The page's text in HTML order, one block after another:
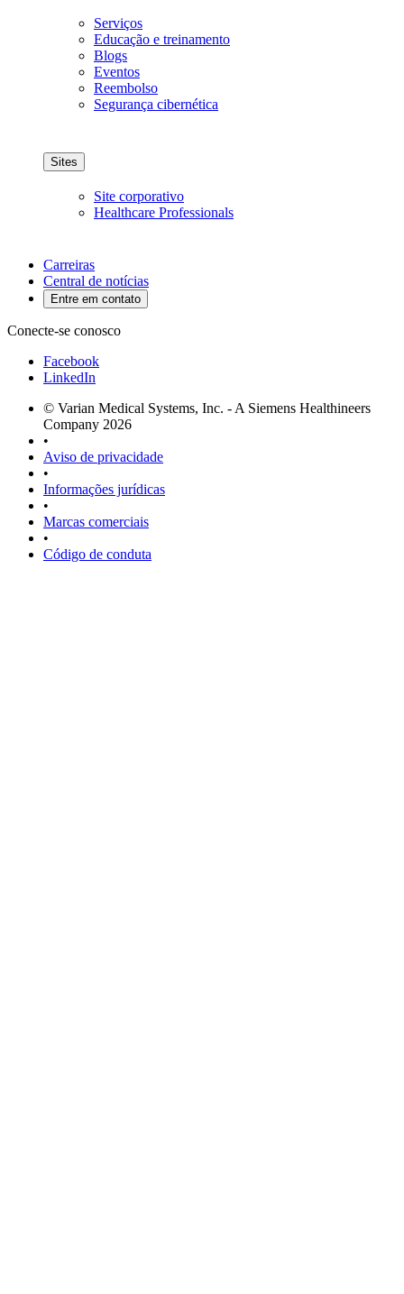
Serviços
Educação e treinamento
Blogs
Eventos
Reembolso
Segurança cibernética
Sites
Site corporativo
Healthcare Professionals
Carreiras
Central de notícias
Entre em contato
Conecte-se conosco
Facebook
LinkedIn
© Varian Medical Systems, Inc. - A Siemens Healthineers
Company 2026
•
Aviso de privacidade
•
Informações jurídicas
•
Marcas comerciais
•
Código de conduta